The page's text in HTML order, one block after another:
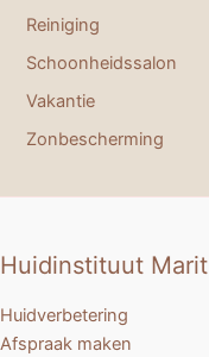
Reiniging
Schoonheidssalon
Vakantie
Zonbescherming
Huidinstituut Marit
Huidverbetering
Afspraak maken